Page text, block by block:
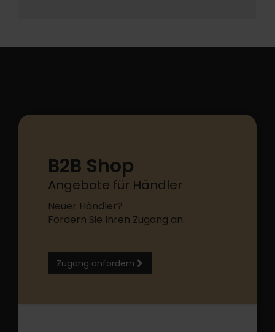
B2B Shop
Angebote für Händler
Neuer Händler?
Fordern Sie Ihren Zugang an.
Zugang anfordern